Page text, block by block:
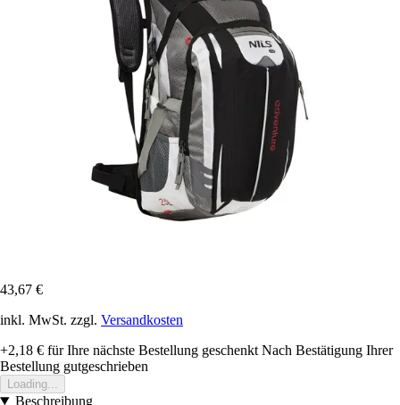
43,67 €
inkl. MwSt. zzgl. Versandkosten
+2,18 € für Ihre nächste Bestellung geschenkt Nach Bestätigung Ihrer
Bestellung gutgeschrieben
Loading...
Beschreibung